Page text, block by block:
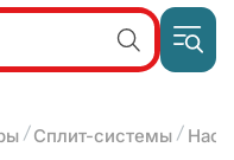
8
Сплит-системы